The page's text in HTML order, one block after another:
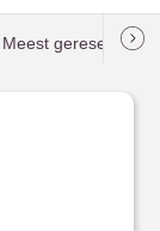
Meest gereserveerd